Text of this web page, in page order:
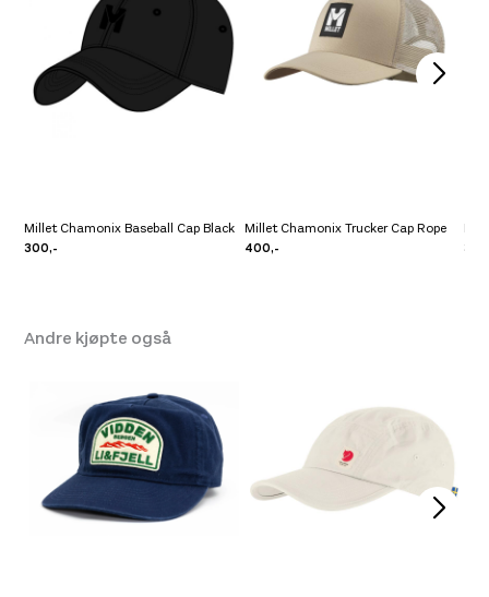
Millet Chamonix Baseball Cap Black
300,-
Millet Chamonix Trucker Cap Rope
400,-
Andre kjøpte også